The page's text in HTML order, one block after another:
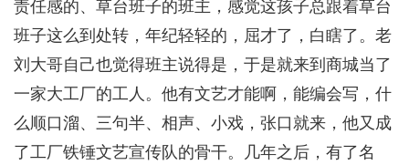
责任感的、草台班子的班主，感觉这孩子总跟着草台
班子这么到处转，年纪轻轻的，屈才了，白瞎了。老
刘大哥自己也觉得班主说得是，于是就来到商城当了
一家大工厂的工人。他有文艺才能啊，能编会写，什
么顺口溜、三句半、相声、小戏，张口就来，他又成
了工厂铁锤文艺宣传队的骨干。几年之后，有了名